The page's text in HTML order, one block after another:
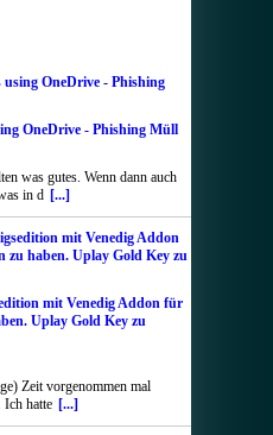
OneDrive - Phishing Müll
was gutes. Wenn dann auch
in d [...]
mit Venedig Addon für
Uplay Gold Key zu
Zeit vorgenommen mal
Ich hatte [...]